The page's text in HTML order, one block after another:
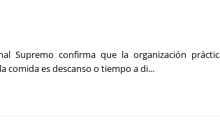
Supremo confirma que la organización
comida es descanso o tiempo a di...